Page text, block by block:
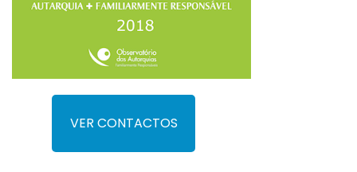
VER CONTACTOS